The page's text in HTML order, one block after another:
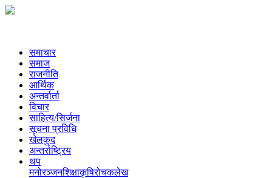
समाचार
समाज
राजनीति
आर्थिक
अन्तर्वार्ता
विचार
साहित्य/सिर्जना
सूचना प्रविधि
खेलकुद
अन्तर्राष्ट्रिय
थप
मनोरञ्‍जनशिक्षाकृषिरोचकलेख